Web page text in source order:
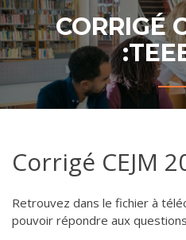
CORRIGÉ
Corrigé CEJM
Retrouvez dans le fichier à
pouvoir répondre aux